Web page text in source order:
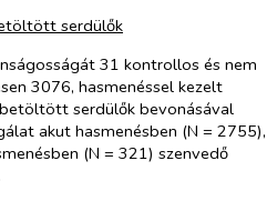
serdülők
31 kontrollos és nem
3076, hasmenéssel kezelt
serdülők bevonásával
akut hasmenésben (N = 2755),
(N = 321) szenvedő